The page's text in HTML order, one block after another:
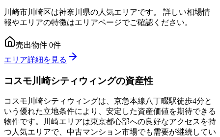
川崎市川崎区は神奈川県の人気エリアです。 詳しい相場情
報やエリアの特徴はエリアページでご確認ください。
売出物件 0件
エリア詳細を見る
コスモ川崎シティウィングの資産性
コスモ川崎シティウィングは、京急本線八丁畷駅徒歩4分と
いう優れた立地条件により、安定した資産価値を期待できる
物件です。川崎エリアは東京都心部への良好なアクセスを持
つ人気エリアで、中古マンション市場でも需要が継続してい